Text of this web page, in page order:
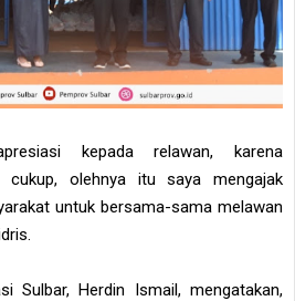
kepada relawan, karena
cukup, olehnya itu saya mengajak
untuk bersama-sama melawan
Sulbar, Herdin Ismail, mengatakan,